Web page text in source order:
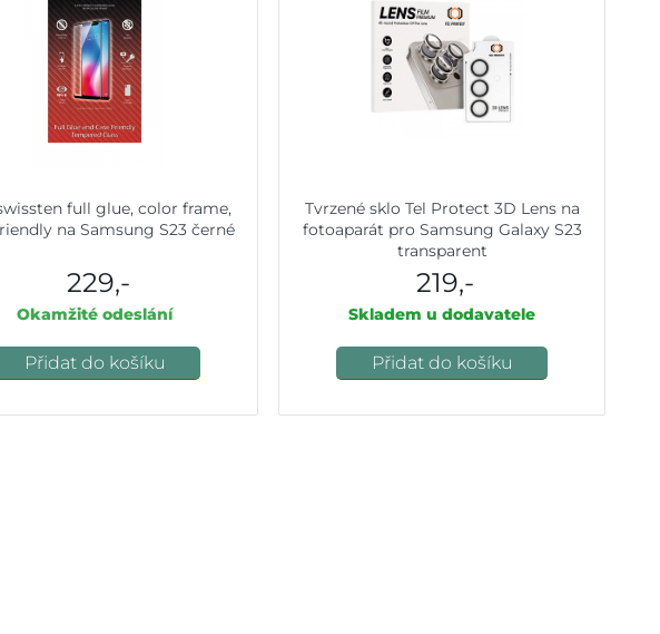
full glue, color frame,
na Samsung S23 černé
229,-
Okamžité odeslání
Přidat do košíku
Tvrzené sklo Tel Protect 3D Lens na
fotoaparát pro Samsung Galaxy S23
transparent
219,-
Skladem u dodavatele
Přidat do košíku